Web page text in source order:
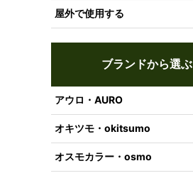
屋外で使用する
ブランドから選ぶ
アウロ・AURO
オキツモ・okitsumo
オスモカラー・osmo